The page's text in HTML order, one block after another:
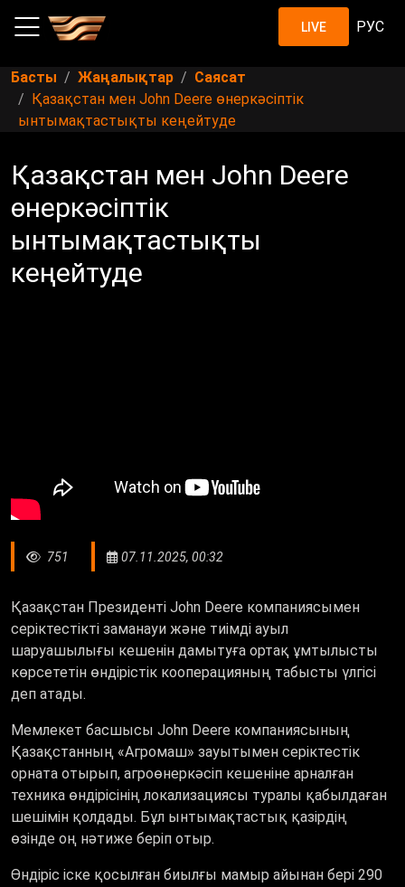
LIVE РУС
Басты Жаңалықтар
Саясат
Қазақстан мен John Deere өнеркәсіптік
ынтымақтастықты кеңейтуде
Қазақстан мен John Deere
өнеркәсіптік
ынтымақтастықты
кеңейтуде
751 07.11.2025, 00:32
Қазақстан Президенті John Deere компаниясымен
серіктестікті заманауи және тиімді ауыл
шаруашылығы кешенін дамытуға ортақ ұмтылысты
көрсететін өндірістік кооперацияның табысты үлгісі
деп атады.
Мемлекет басшысы John Deere компаниясының
Қазақстанның «Агромаш» зауытымен серіктестік
орната отырып, агроөнеркәсіп кешеніне арналған
техника өндірісінің локализациясы туралы қабылдаған
шешімін қолдады. Бұл ынтымақтастық қазірдің
өзінде оң нәтиже беріп отыр.
Өндіріс іске қосылған биылғы мамыр айынан бері 290